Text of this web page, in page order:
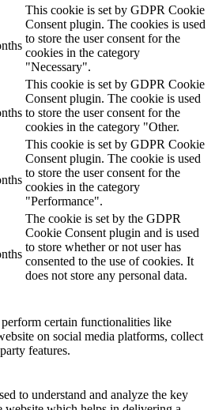
This cookie is set by GDPR Cookie
Consent plugin. The cookies is used
to store the user consent for the
cookies in the category
"Necessary".
This cookie is set by GDPR Cookie
Consent plugin. The cookie is used
to store the user consent for the
cookies in the category "Other.
This cookie is set by GDPR Cookie
Consent plugin. The cookie is used
to store the user consent for the
cookies in the category
"Performance".
The cookie is set by the GDPR
Cookie Consent plugin and is used
to store whether or not user has
consented to the use of cookies. It
does not store any personal data.
certain functionalities like
on social media platforms, collect
features.
to understand and analyze the key